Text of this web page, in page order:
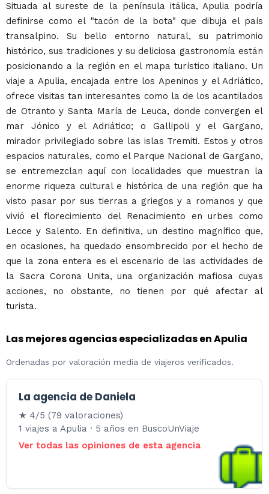
Situada al sureste de la península itálica, Apulia podría
definirse como el "tacón de la bota" que dibuja el país
transalpino. Su bello entorno natural, su patrimonio
histórico, sus tradiciones y su deliciosa gastronomía están
posicionando a la región en el mapa turístico italiano. Un
viaje a Apulia, encajada entre los Apeninos y el Adriático,
ofrece visitas tan interesantes como la de los acantilados
de Otranto y Santa María de Leuca, donde convergen el
mar Jónico y el Adriático; o Gallipoli y el Gargano,
mirador privilegiado sobre las islas Tremiti. Estos y otros
espacios naturales, como el Parque Nacional de Gargano,
se entremezclan aquí con localidades que muestran la
enorme riqueza cultural e histórica de una región que ha
visto pasar por sus tierras a griegos y a romanos y que
vivió el florecimiento del Renacimiento en urbes como
Lecce y Salento. En definitiva, un destino magnífico que,
en ocasiones, ha quedado ensombrecido por el hecho de
que la zona entera es el escenario de las actividades de
la Sacra Corona Unita, una organización mafiosa cuyas
acciones, no obstante, no tienen por qué afectar al
turista.
Las mejores agencias especializadas en Apulia
Ordenadas por valoración media de viajeros verificados.
La agencia de Daniela
★ 4/5 (79 valoraciones)
1 viajes a Apulia · 5 años en BuscoUnViaje
Ver todas las opiniones de esta agencia